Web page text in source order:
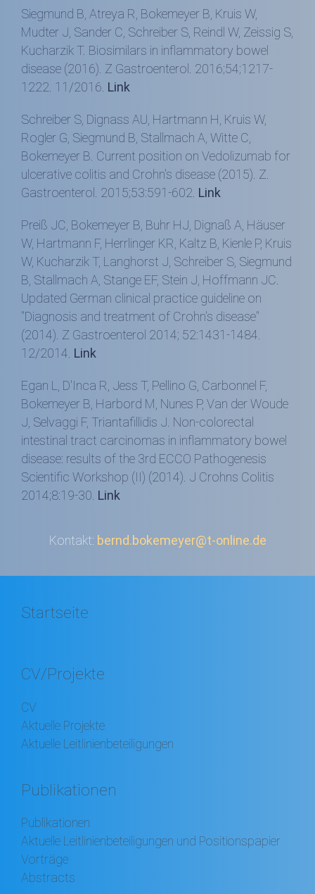
Siegmund B, Atreya R, Bokemeyer B, Kruis W,
Mudter J, Sander C, Schreiber S, Reindl W, Zeissig S,
Kucharzik T. Biosimilars in inflammatory bowel
disease (2016). Z Gastroenterol. 2016;54;1217-
1222. 11/2016. Link
Schreiber S, Dignass AU, Hartmann H, Kruis W,
Rogler G, Siegmund B, Stallmach A, Witte C,
Bokemeyer B. Current position on Vedolizumab for
ulcerative colitis and Crohn's disease (2015). Z.
Gastroenterol. 2015;53:591-602. Link
Preiß JC, Bokemeyer B, Buhr HJ, Dignaß A, Häuser
W, Hartmann F, Herrlinger KR, Kaltz B, Kienle P, Kruis
W, Kucharzik T, Langhorst J, Schreiber S, Siegmund
B, Stallmach A, Stange EF, Stein J, Hoffmann JC.
Updated German clinical practice guideline on
"Diagnosis and treatment of Crohn's disease"
(2014). Z Gastroenterol 2014; 52:1431-1484.
12/2014. Link
Egan L, D'Inca R, Jess T, Pellino G, Carbonnel F,
Bokemeyer B, Harbord M, Nunes P, Van der Woude
J, Selvaggi F, Triantafillidis J. Non-colorectal
intestinal tract carcinomas in inflammatory bowel
disease: results of the 3rd ECCO Pathogenesis
Scientific Workshop (II) (2014). J Crohns Colitis
2014;8:19-30. Link
Kontakt: bernd.bokemeyer@t-online.de
Startseite
CV/Projekte
CV
Aktuelle Projekte
Aktuelle Leitlinienbeteiligungen
Publikationen
Publikationen
Aktuelle Leitlinienbeteiligungen und Positionspapier
Vorträge
Abstracts